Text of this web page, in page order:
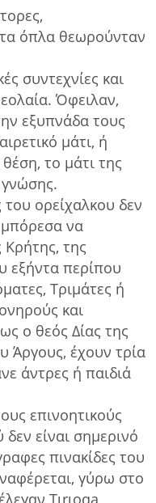
όπλα θεωρούνταν
συντεχνίες και
Όφειλαν,
εξυπνάδα τους
μάτι, ή
το μάτι της
γνώσης.
ορείχαλκου δεν
μπόρεσα να
της
εξήντα περίπου
Τριμάτες ή
και
ο θεός Δίας της
Άργους, έχουν τρία
άντρες ή παιδιά
επινοητικούς
είναι σημερινό
πινακίδες του
γύρω στο